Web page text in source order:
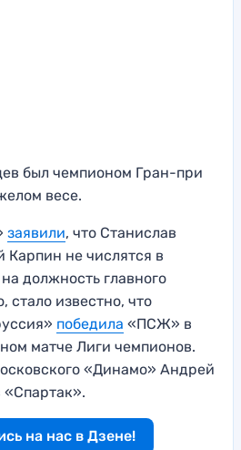
был чемпионом Гран-при
весе.
заявили, что Станислав
Карпин не числятся в
должность главного
стало известно, что
победила «ПСЖ» в
матче Лиги чемпионов.
«Динамо» Андрей
«Спартак».
на нас в Дзене!